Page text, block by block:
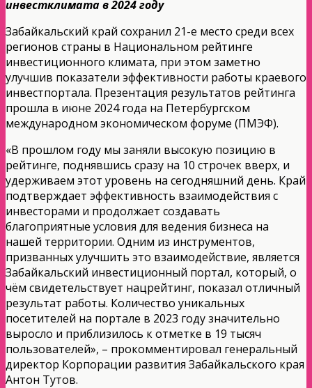
инвестклимата в 2024 году
Забайкальский край сохранил 21-е место среди всех
регионов страны в Национальном рейтинге
инвестиционного климата, при этом заметно
улучшив показатели эффективности работы краевого
инвестпортала. Презентация результатов рейтинга
прошла в июне 2024 года на Петербургском
международном экономическом форуме (ПМЭФ).
«В прошлом году мы заняли высокую позицию в
рейтинге, поднявшись сразу на 10 строчек вверх, и
удерживаем этот уровень на сегодняшний день. Край
подтверждает эффективность взаимодействия с
инвесторами и продолжает создавать
благоприятные условия для ведения бизнеса на
нашей территории. Одним из инструментов,
призванных улучшить это взаимодействие, является
Забайкальский инвестиционный портал, который, о
чём свидетельствует нацрейтинг, показал отличный
результат работы. Количество уникальных
посетителей на портале в 2023 году значительно
выросло и приблизилось к отметке в 19 тысяч
пользователей», – прокомментировал генеральный
директор Корпорации развития Забайкальского края
Антон Тутов.